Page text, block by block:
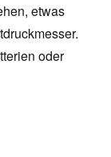
etwas
oder